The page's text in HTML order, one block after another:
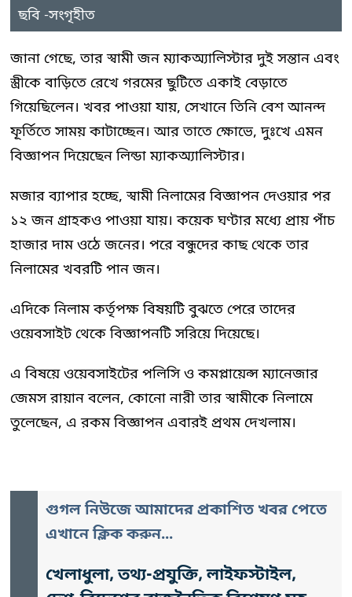
ছবি -সংগৃহীত
জানা গেছে, তার স্বামী জন ম্যাকঅ্যালিস্টার দুই সন্তান এবং
স্ত্রীকে বাড়িতে রেখে গরমের ছুটিতে একাই বেড়াতে
গিয়েছিলেন। খবর পাওয়া যায়, সেখানে তিনি বেশ আনন্দ
ফূর্তিতে সাময় কাটাচ্ছেন। আর তাতে ক্ষোভে, দুঃখে এমন
বিজ্ঞাপন দিয়েছেন লিন্ডা ম্যাকঅ্যালিস্টার।
মজার ব্যাপার হচ্ছে, স্বামী নিলামের বিজ্ঞাপন দেওয়ার পর
১২ জন গ্রাহকও পাওয়া যায়। কয়েক ঘণ্টার মধ্যে প্রায় পাঁচ
হাজার দাম ওঠে জনের। পরে বন্ধুদের কাছ থেকে তার
নিলামের খবরটি পান জন।
এদিকে নিলাম কর্তৃপক্ষ বিষয়টি বুঝতে পেরে তাদের
ওয়েবসাইট থেকে বিজ্ঞাপনটি সরিয়ে দিয়েছে।
এ বিষয়ে ওয়েবসাইটের পলিসি ও কমপ্লায়েন্স ম্যানেজার
জেমস রায়ান বলেন, কোনো নারী তার স্বামীকে নিলামে
তুলেছেন, এ রকম বিজ্ঞাপন এবারই প্রথম দেখলাম।
গুগল নিউজে আমাদের প্রকাশিত খবর পেতে
এখানে ক্লিক করুন...
খেলাধুলা, তথ্য-প্রযুক্তি, লাইফস্টাইল,